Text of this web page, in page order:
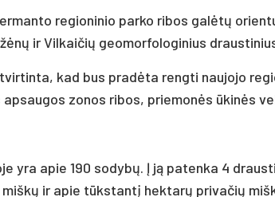
regioninio parko ribos galėtų
ir Vilkaičių geomorfologinius
kad bus pradėta rengti naujojo
zonos ribos, priemonės ūkinės
yra apie 190 sodybų. Į ją patenka 4
ir apie tūkstantį hektarų privačių